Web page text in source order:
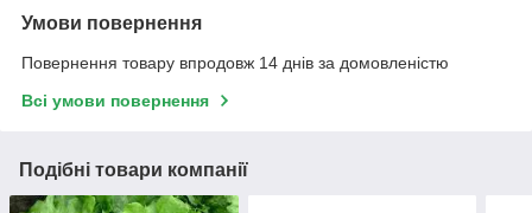
Умови повернення
Повернення товару впродовж 14 днів за домовленістю
Всі умови повернення
Подібні товари компанії